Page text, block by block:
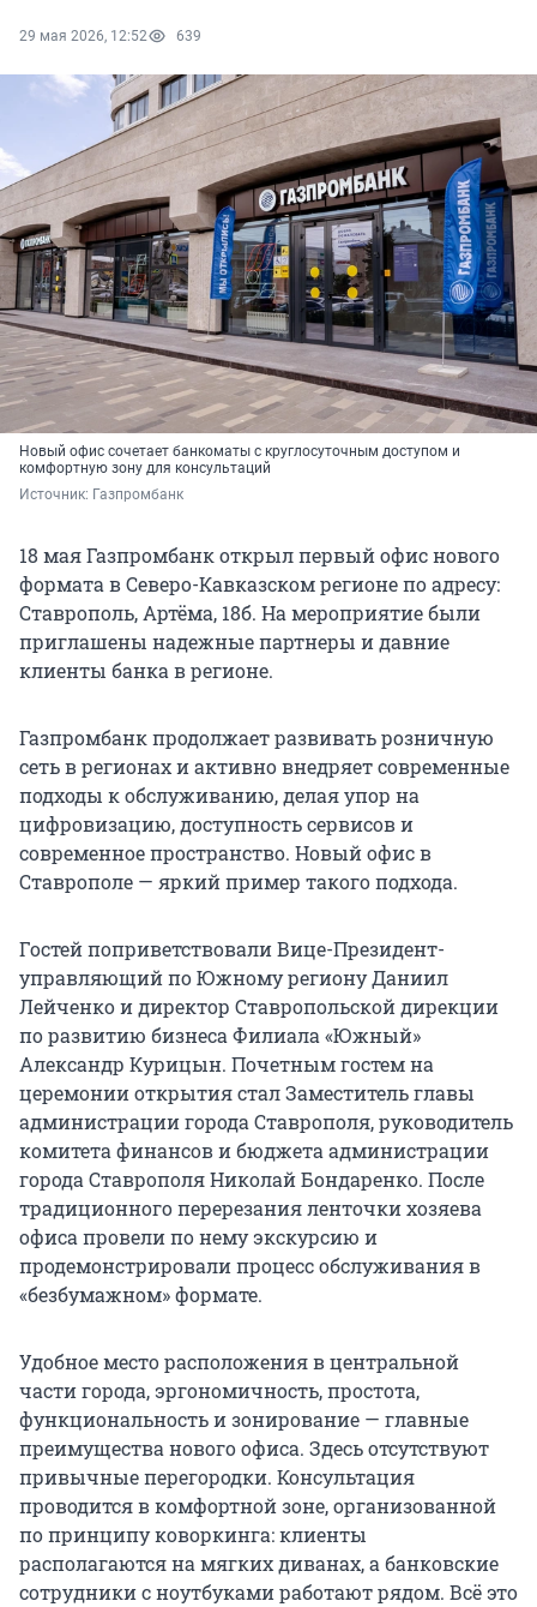
29 мая 2026, 12:52 639
Новый офис сочетает банкоматы с круглосуточным доступом и
комфортную зону для консультаций
Источник: Газпромбанк
18 мая Газпромбанк открыл первый офис нового
формата в Северо-Кавказском регионе по адресу:
Ставрополь, Артёма, 18б. На мероприятие были
приглашены надежные партнеры и давние
клиенты банка в регионе.
Газпромбанк продолжает развивать розничную
сеть в регионах и активно внедряет современные
подходы к обслуживанию, делая упор на
цифровизацию, доступность сервисов и
современное пространство. Новый офис в
Ставрополе — яркий пример такого подхода.
Гостей поприветствовали Вице-Президент-
управляющий по Южному региону Даниил
Лейченко и директор Ставропольской дирекции
по развитию бизнеса Филиала «Южный»
Александр Курицын. Почетным гостем на
церемонии открытия стал Заместитель главы
администрации города Ставрополя, руководитель
комитета финансов и бюджета администрации
города Ставрополя Николай Бондаренко. После
традиционного перерезания ленточки хозяева
офиса провели по нему экскурсию и
продемонстрировали процесс обслуживания в
«безбумажном» формате.
Удобное место расположения в центральной
части города, эргономичность, простота,
функциональность и зонирование — главные
преимущества нового офиса. Здесь отсутствуют
привычные перегородки. Консультация
проводится в комфортной зоне, организованной
по принципу коворкинга: клиенты
располагаются на мягких диванах, а банковские
сотрудники с ноутбуками работают рядом. Всё это